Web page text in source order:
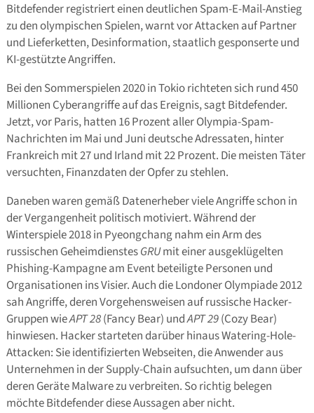
Bitdefender registriert einen deutlichen Spam-E-Mail-Anstieg
zu den olympischen Spielen, warnt vor Attacken auf Partner
und Lieferketten, Desinformation, staatlich gesponserte und
KI-gestützte Angriffen.
Bei den Sommerspielen 2020 in Tokio richteten sich rund 450
Millionen Cyberangriffe auf das Ereignis, sagt Bitdefender.
Jetzt, vor Paris, hatten 16 Prozent aller Olympia-Spam-
Nachrichten im Mai und Juni deutsche Adressaten, hinter
Frankreich mit 27 und Irland mit 22 Prozent. Die meisten Täter
versuchten, Finanzdaten der Opfer zu stehlen.
Daneben waren gemäß Datenerheber viele Angriffe schon in
der Vergangenheit politisch motiviert. Während der
Winterspiele 2018 in Pyeongchang nahm ein Arm des
russischen GeheimdienstesGRUmit einer ausgeklügelten
Phishing-Kampagne am Event beteiligte Personen und
Organisationen ins Visier. Auch die Londoner Olympiade 2012
sah Angriffe, deren Vorgehensweisen auf russische Hacker-
Gruppen wieAPT 28(Fancy Bear) undAPT 29(Cozy Bear)
hinwiesen. Hacker starteten darüber hinaus Watering-Hole-
Attacken: Sie identifizierten Webseiten, die Anwender aus
Unternehmen in der Supply-Chain aufsuchten, um dann über
deren Geräte Malware zu verbreiten. So richtig belegen
möchte Bitdefender diese Aussagen aber nicht.